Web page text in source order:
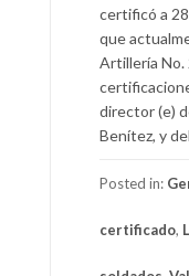
certificó a
que
Artillería No.
director (e)
Benítez, y
Posted in:
certificado,